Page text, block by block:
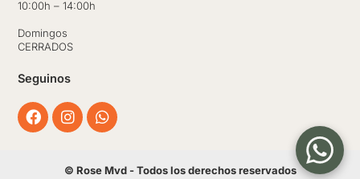
10:00h – 14:00h
Domingos
CERRADOS
Seguinos
Facebook
InstagramWhatsapp
© Rose Mvd - Todos los derechos reservados